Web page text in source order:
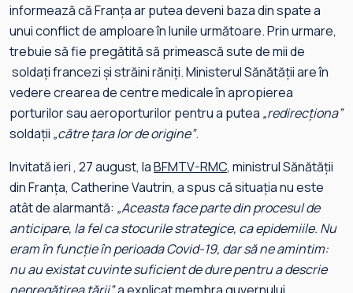
informează că Franța ar putea deveni baza din spate a
unui conflict de amploare în lunile următoare. Prin urmare,
trebuie să fie pregătită să primească sute de mii de
soldați francezi și străini răniți. Ministerul Sănătății are în
vedere crearea de centre medicale în apropierea
porturilor sau aeroporturilor pentru a putea „redirecționa”
soldații „către țara lor de origine”.
Invitată ieri , 27 august, laBFMTV-RMC, ministrul Sănătății
din Franța, Catherine Vautrin, a spus că situația nu este
atât de alarmantă: „Aceasta face parte din procesul de
anticipare, la fel ca stocurile strategice, ca epidemiile. Nu
eram în funcție în perioada Covid-19, dar să ne amintim:
nu au existat cuvinte suficient de dure pentru a descrie